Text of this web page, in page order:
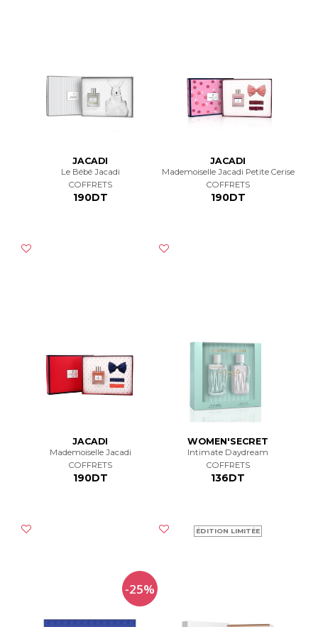
JACADI
Le Bébé Jacadi
COFFRETS
190DT
JACADI
Mademoiselle Jacadi Petite Cerise
COFFRETS
190DT
JACADI
Mademoiselle Jacadi
COFFRETS
190DT
WOMEN'SECRET
Intimate Daydream
COFFRETS
136DT
ÉDITION LIMITÉE
-25%